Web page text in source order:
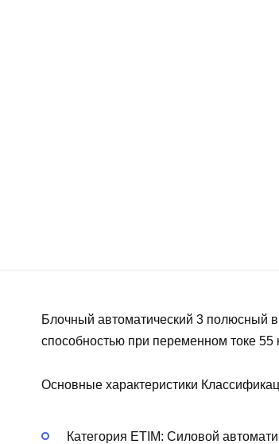
Блочный автоматический 3 полюсный
способностью при переменном токе
Основные характеристики
Категория ETIM: Силовой